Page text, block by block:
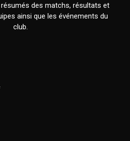
des matchs, résultats et
ainsi que les événements du
club.